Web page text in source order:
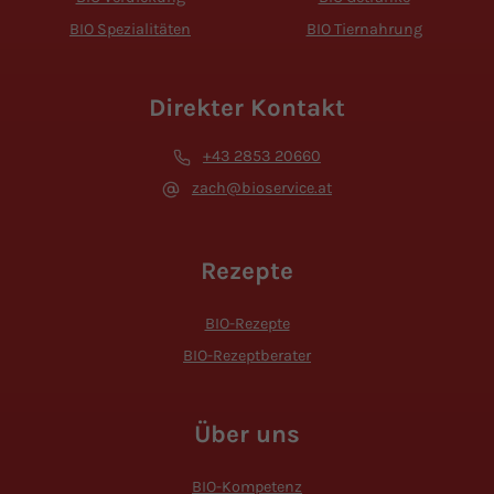
BIO Spezialitäten
BIO Tiernahrung
Direkter Kontakt
+43 2853 20660
zach@bioservice.at
Rezepte
BIO-Rezepte
BIO-Rezeptberater
Über uns
BIO-Kompetenz